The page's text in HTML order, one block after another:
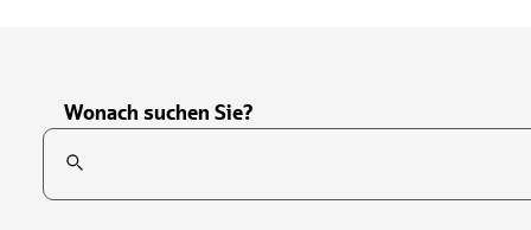
Wonach suchen Sie?
Suchfeld